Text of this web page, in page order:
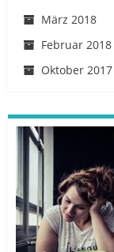
März 2018
Februar 2018
Oktober 2017